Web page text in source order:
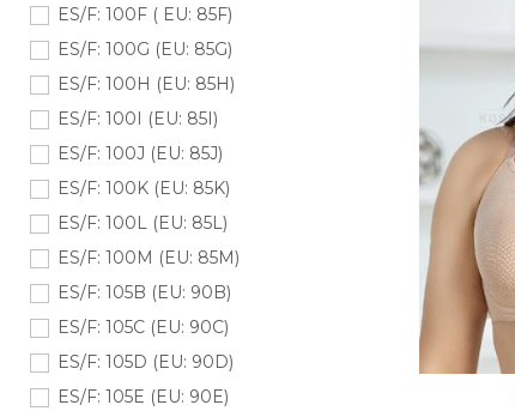
ES/F: 100F ( EU: 85F)
ES/F: 100G (EU: 85G)
ES/F: 100H (EU: 85H)
ES/F: 100I (EU: 85I)
ES/F: 100J (EU: 85J)
ES/F: 100K (EU: 85K)
ES/F: 100L (EU: 85L)
ES/F: 100M (EU: 85M)
ES/F: 105B (EU: 90B)
ES/F: 105C (EU: 90C)
ES/F: 105D (EU: 90D)
ES/F: 105E (EU: 90E)